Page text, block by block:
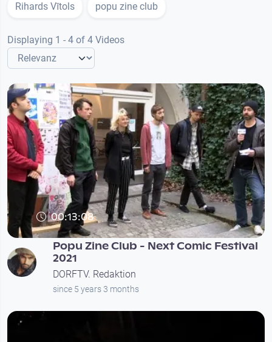
Rihards Vītols popu zine club
Displaying 1 - 4 of 4 Videos
00:13:08
Popu Zine Club - Next Comic Festival
2021
DORFTV. Redaktion
since 5 years 3 months